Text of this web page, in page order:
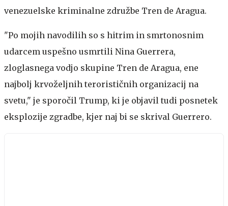
venezuelske kriminalne združbe Tren de Aragua.
"Po mojih navodilih so s hitrim in smrtonosnim
udarcem uspešno usmrtili Nina Guerrera,
zloglasnega vodjo skupine Tren de Aragua, ene
najbolj krvoželjnih terorističnih organizacij na
svetu," je sporočil Trump, ki je objavil tudi posnetek
eksplozije zgradbe, kjer naj bi se skrival Guerrero.